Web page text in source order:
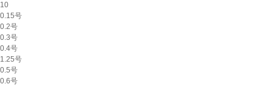
10
0.15号
0.2号
0.3号
0.4号
1.25号
0.5号
0.6号